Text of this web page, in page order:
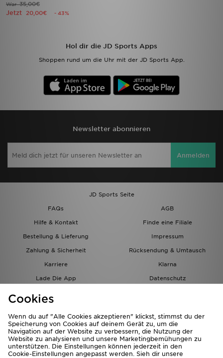
War35,00€
Jetzt 20,00€ - 43%
Hol dir die JD Sports Apps
Shoppen rund um die Uhr mit der JD Sports App.
Newsletter abonnieren
Anmelden
JD Sports Seite
FAQs
AGB
Hilfe & Kontakt
Finde eine Filiale
Bestellung & Lieferung
Impressum
Zahlung & Sicherheit
Rücksendung & Umtausch
Karriere
Klarna
Lade Die App
Datenschutz
Cookies
Wenn du auf "Alle Cookies akzeptieren" klickst, stimmst du der
Speicherung von Cookies auf deinem Gerät zu, um die
Navigation auf der Website zu verbessern, die Nutzung der
Website zu analysieren und unsere Marketingbemühungen zu
unterstützen. Die Einstellungen können jederzeit in den
Cookie-Einstellungen angepasst werden. Sieh dir unsere